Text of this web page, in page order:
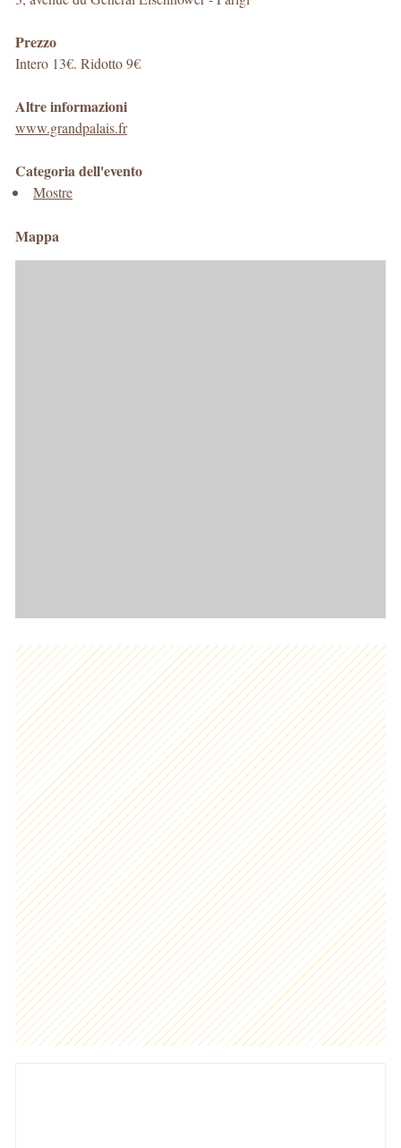
Prezzo
Intero 13€. Ridotto 9€
Altre informazioni
www.grandpalais.fr
Categoria dell'evento
Mostre
Mappa